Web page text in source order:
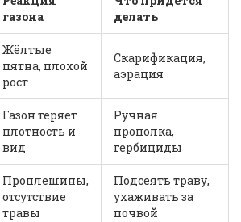
газона
делать
Жёлтые
пятна, плохой
рост
Скарификация,
аэрация
Газон теряет
плотность и
вид
Ручная
прополка,
гербициды
Проплешины,
отсутствие
травы
Подсеять траву,
ухаживать за
почвой